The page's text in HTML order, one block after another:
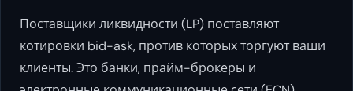
Поставщики ликвидности (LP) поставляют
котировки bid-ask, против которых торгуют ваши
клиенты. Это банки, прайм-брокеры и